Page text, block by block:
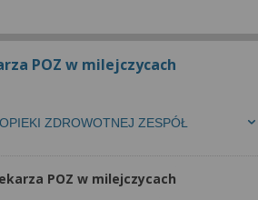
POZ w milejczycach
ZDROWOTNEJ ZESPÓŁ
POZ w milejczycach